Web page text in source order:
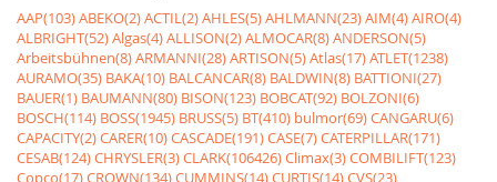
AAP(103)ABEKO(2)ACTIL(2)AHLES(5)AHLMANN(23)AIM(4)AIRO(4)
ALBRIGHT(52)Algas(4)ALLISON(2)ALMOCAR(8)ANDERSON(5)
Arbeitsbühnen(8)ARMANNI(28)ARTISON(5)Atlas(17)ATLET(1238)
AURAMO(35) BAKA(10) BALCANCAR(8) BALDWIN(8) BATTIONI(27)
BAUER(1) BAUMANN(80) BISON(123) BOBCAT(92) BOLZONI(6)
BOSCH(114) BOSS(1945) BRUSS(5) BT(410) bulmor(69)CANGARU(6)
CAPACITY(2)CARER(10)CASCADE(191)CASE(7)CATERPILLAR(171)
CESAB(124)CHRYSLER(3)CLARK(106426)Climax(3)COMBILIFT(123)
Copco(17)CROWN(134)CUMMINS(14)CURTIS(14)CVS(23)